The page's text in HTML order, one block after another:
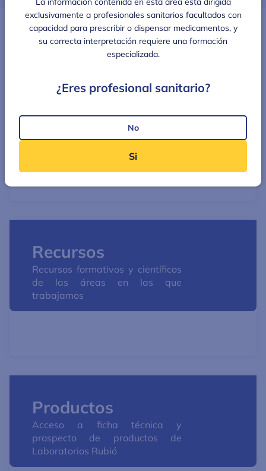
¿Qué podrás encontrar?
Formaciones en temas de salud
relevantes y actuales
Recursos
Recursos formativos y científicos
de las áreas en las que
trabajamos
Productos
Acceso a ficha técnica y
prospecto de productos de
Laboratorios Rubió
exclusivamente a profesionales sanitarios facultados con
capacidad para prescribir o dispensar medicamentos, y
su correcta interpretación requiere una formación
especializada.
¿Eres profesional sanitario?
No
Si